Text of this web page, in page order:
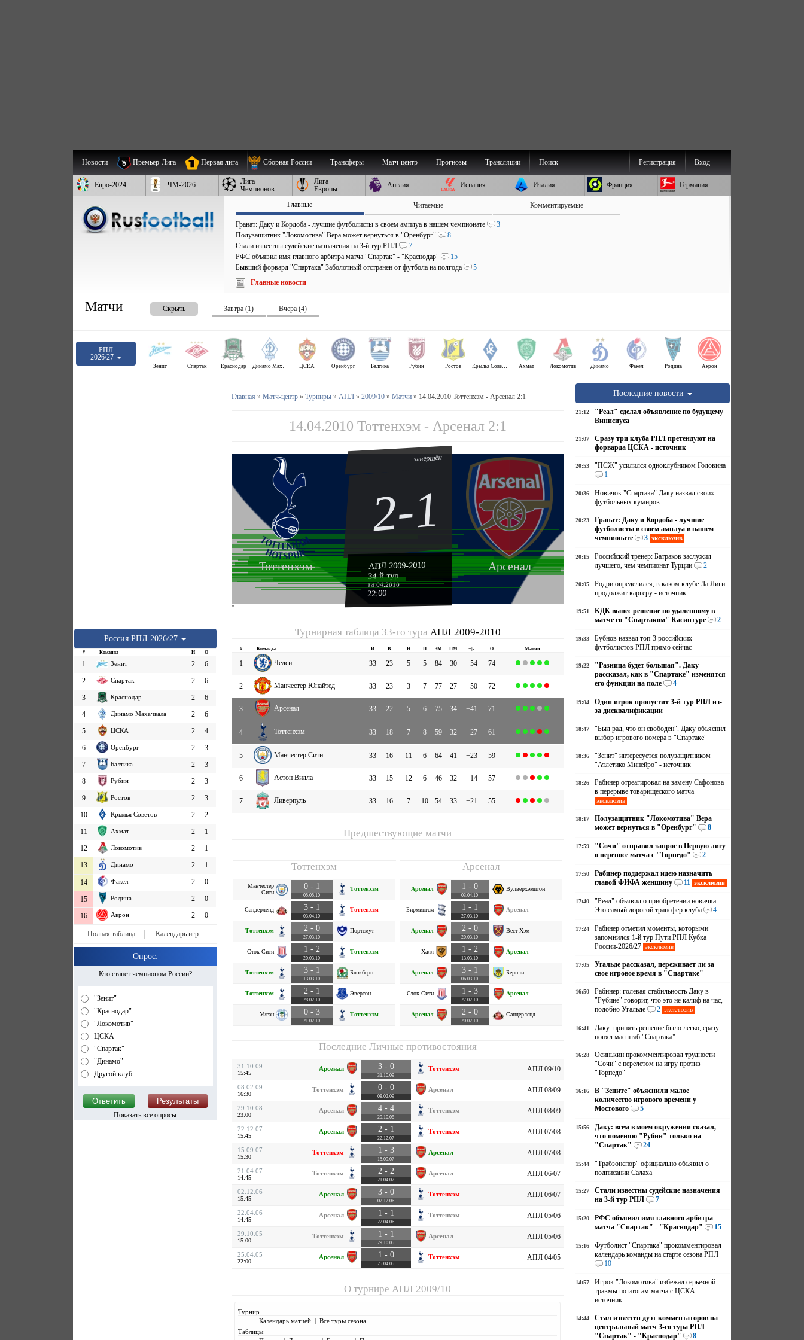
Новости Премьер-Лига Первая лига Сборная России Трансферы Матч-центр Прогнозы Трансляции Поиск Вход
Регистрация
Евро-2024 ЧМ-2026
Лига
Чемпионов
Лига
Европы
Англия Испания Италия Франция Германия
Главные Читаемые Комментируемые
Гранат: Даку и Кордоба - лучшие футболисты в своем амплуа в нашем чемпионате
3
Полузащитник "Локомотива" Вера может вернуться в "Оренбург"
8
Стали известны судейские назначения на 3-й тур РПЛ
7
РФС объявил имя главного арбитра матча "Спартак" - "Краснодар"
15
Бывший форвард "Спартака" Заболотный отстранен от футбола на полгода
5
Главные новости
Матчи Скрыть Завтра (1) Вчера (4)
РПЛ
2026/27
Зенит Спартак Краснодар Динамо Махачкала ЦСКА Оренбург Балтика Рубин Ростов Крылья Советов Ахмат Локомотив Динамо Факел Родина Акрон
Россия РПЛ 2026/27
# Команда И О
1 Зенит 2
6
2
Спартак 2
6
3
Краснодар 2
6
4
Динамо Махачкала 2
6
5
ЦСКА 2
4
6
Оренбург 2
3
7
Балтика 2
3
8
Рубин 2
3
9
Ростов 2
3
10
Крылья Советов 2
2
11
Ахмат 2
1
12
Локомотив 2
1
13
Динамо 2 1
14 Факел 2 0
15 Родина 2 0
16 Акрон 2 0
Полная таблица Календарь игр
Опрос:
Кто станет чемпионом России?
"Зенит"
"Краснодар"
"Локомотив"
ЦСКА
"Спартак"
"Динамо"
Другой клуб
Показать все опросы
Главная » Матч-центр» Турниры» АПЛ» 2009/10» Матчи» 14.04.2010 Тоттенхэм - Арсенал 2:1
14.04.2010 Тоттенхэм - Арсенал 2:1
Тоттенхэм Арсенал
завершён
2-1
АПЛ 2009-2010
34-й тур
14.04.2010
22:00
''
Турнирная таблица 33-го тура АПЛ 2009-2010
# Команда И В Н П ЗМ ПМ +|- О Матчи
1 Челси 33 23 5 5 84 30 +54 74
2 Манчестер Юнайтед 33 23 3 7 77 27 +50 72
3 Арсенал 33 22 5 6 75 34 +41 71
4 Тоттенхэм 33 18 7 8 59 32 +27 61
5 Манчестер Сити 33 16 11 6 64 41 +23 59
6 Астон Вилла 33 15 12 6 46 32 +14 57
7 Ливерпуль 33 16 7 10 54 33 +21 55
Предшествующие матчи
Тоттенхэм
Манчестер
Сити
0 - 1
05.05.10
Тоттенхэм
Сандерленд 3 - 1
03.04.10
Тоттенхэм
Тоттенхэм 2 - 0
27.03.10
Портсмут
Сток Сити 1 - 2
20.03.10
Тоттенхэм
Тоттенхэм 3 - 1
13.03.10
Блэкберн
Тоттенхэм 2 - 1
28.02.10
Эвертон
Уиган 0 - 3
21.02.10
Тоттенхэм
Арсенал
Арсенал 1 - 0
03.04.10
Вулверхэмптон
Бирмингем 1 - 1
27.03.10
Арсенал
Арсенал 2 - 0
20.03.10
Вест Хэм
Халл 1 - 2
13.03.10
Арсенал
Арсенал 3 - 1
06.03.10
Бернли
Сток Сити 1 - 3
27.02.10
Арсенал
Арсенал 2 - 0
20.02.10
Сандерленд
Последние Личные противостояния
31.10.09
15:45
Арсенал 3 - 0
31.10.09
Тоттенхэм АПЛ 09/10
08.02.09
16:30
Тоттенхэм 0 - 0
08.02.09
Арсенал АПЛ 08/09
29.10.08
23:00
Арсенал 4 - 4
29.10.08
Тоттенхэм АПЛ 08/09
22.12.07
15:45
Арсенал 2 - 1
22.12.07
Тоттенхэм АПЛ 07/08
15.09.07
15:30
Тоттенхэм 1 - 3
15.09.07
Арсенал АПЛ 07/08
21.04.07
14:45
Тоттенхэм 2 - 2
21.04.07
Арсенал АПЛ 06/07
02.12.06
15:45
Арсенал 3 - 0
02.12.06
Тоттенхэм АПЛ 06/07
22.04.06
14:45
Арсенал 1 - 1
22.04.06
Тоттенхэм АПЛ 05/06
29.10.05
15:00
Тоттенхэм 1 - 1
29.10.05
Арсенал АПЛ 05/06
25.04.05
22:00
Арсенал 1 - 0
25.04.05
Тоттенхэм АПЛ 04/05
О турнире АПЛ 2009/10
Турнир
Календарь матчей| Все туры сезона
Таблицы
Последние новости
21:12
"Реал" сделал объявление по будущему
Винисиуса
21:07
Сразу три клуба РПЛ претендуют на
форварда ЦСКА - источник
20:53
"ПСЖ" усилился одноклубником Головина
1
20:36
Новичок "Спартака" Даку назвал своих
футбольных кумиров
20:23
Гранат: Даку и Кордоба - лучшие
футболисты в своем амплуа в нашем
чемпионате
3 эксклюзив
20:15
Российский тренер: Батраков заслужил
лучшего, чем чемпионат Турции
2
20:05
Родри определился, в каком клубе Ла Лиги
продолжит карьеру - источник
19:51
КДК вынес решение по удаленному в
матче со "Спартаком" Касинтуре
2
19:33
Бубнов назвал топ-3 российских
футболистов РПЛ прямо сейчас
19:22
"Разница будет большая". Даку
рассказал, как в "Спартаке" изменятся
его функции на поле
4
19:04
Один игрок пропустит 3-й тур РПЛ из-
за дисквалификации
18:47
"Был рад, что он свободен". Даку объяснил
выбор игрового номера в "Спартаке"
18:36
"Зенит" интересуется полузащитником
"Атлетико Минейро" - источник
18:26
Рабинер отреагировал на замену Сафонова
в перерыве товарищеского матча
эксклюзив
18:17
Полузащитник "Локомотива" Вера
может вернуться в "Оренбург"
8
17:59
"Сочи" отправил запрос в Первую лигу
о переносе матча с "Торпедо"
2
17:50
Рабинер поддержал идею назначить
главой ФИФА женщину
11 эксклюзив
17:40
"Реал" объявил о приобретении новичка.
Это самый дорогой трансфер клуба
4
17:24
Рабинер отметил моменты, которыми
запомнился 1-й тур Пути РПЛ Кубка
России-2026/27 эксклюзив
17:05
Угальде рассказал, переживает ли за
свое игровое время в "Спартаке"
16:50
Рабинер: голевая стабильность Даку в
"Рубине" говорит, что это не калиф на час,
подобно Угальде
2 эксклюзив
16:41
Даку: принять решение было легко, сразу
понял масштаб "Спартака"
16:28
Осинькин прокомментировал трудности
"Сочи" с перелетом на игру против
"Торпедо"
16:16
В "Зените" объяснили малое
количество игрового времени у
Мостового
5
15:56
Даку: всем в моем окружении сказал,
что поменяю "Рубин" только на
"Спартак"
24
15:44
"Трабзонспор" официально объявил о
подписании Салаха
15:27
Стали известны судейские назначения
на 3-й тур РПЛ
7
15:20
РФС объявил имя главного арбитра
матча "Спартак" - "Краснодар"
15
15:16
Футболист "Спартака" прокомментировал
календарь команды на старте сезона РПЛ
10
14:57
Игрок "Локомотива" избежал серьезной
травмы по итогам матча с ЦСКА -
источник
14:44
Стал известен дуэт комментаторов на
центральный матч 3-го тура РПЛ
"Спартак" - "Краснодар"
8